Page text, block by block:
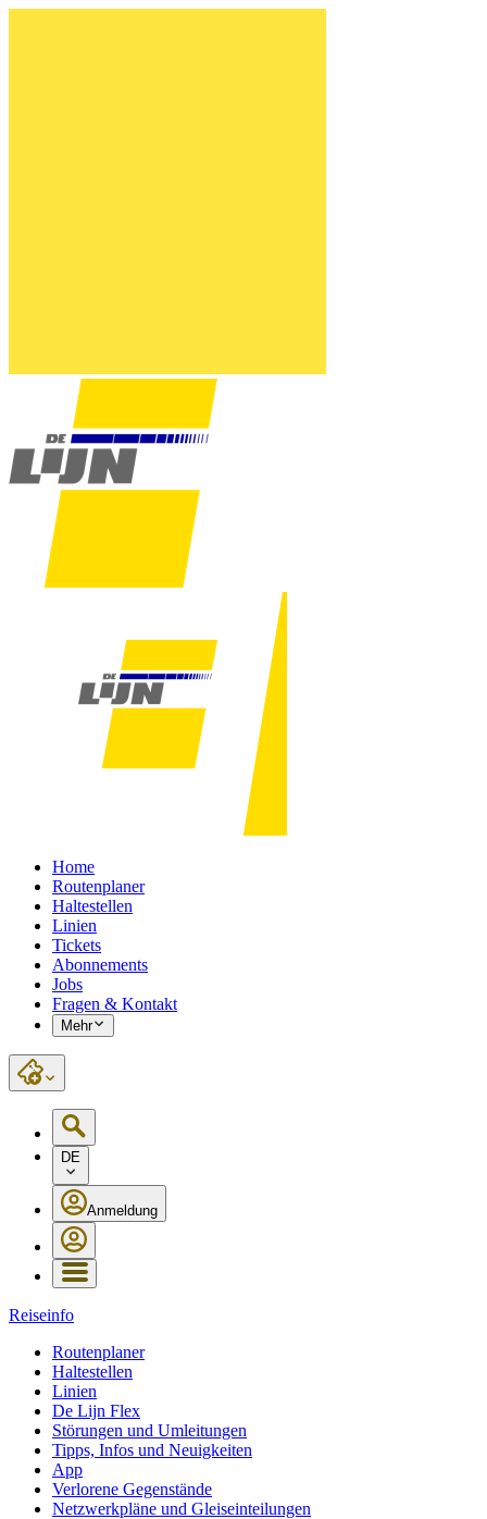
Home
Routenplaner
Haltestellen
Linien
Tickets
Abonnements
Jobs
Fragen & Kontakt
Mehr
DE
Anmeldung
Reiseinfo
Routenplaner
Haltestellen
Linien
De Lijn Flex
Störungen und Umleitungen
Tipps, Infos und Neuigkeiten
App
Verlorene Gegenstände
Netzwerkpläne und Gleiseinteilungen